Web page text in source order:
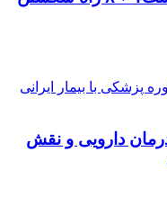
دارویی و نقش